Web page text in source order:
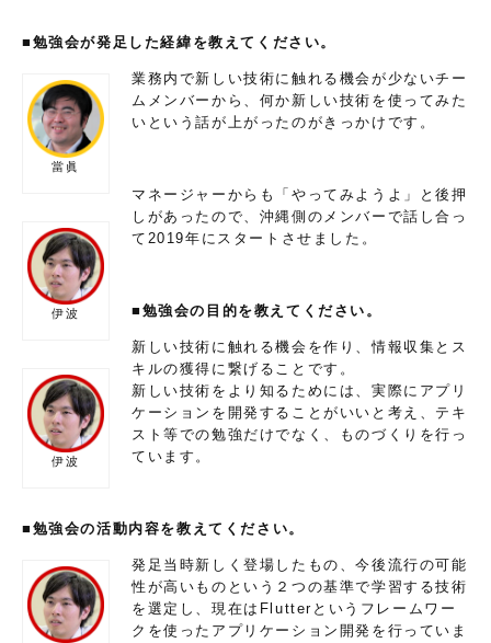
■勉強会が発足した経緯を教えてください。
當眞
業務内で新しい技術に触れる機会が少ないチー
ムメンバーから、何か新しい技術を使ってみた
いという話が上がったのがきっかけです。
伊波
マネージャーからも「やってみようよ」と後押
しがあったので、沖縄側のメンバーで話し合っ
て2019年にスタートさせました。
■勉強会の目的を教えてください。
伊波
新しい技術に触れる機会を作り、情報収集とス
キルの獲得に繋げることです。
新しい技術をより知るためには、実際にアプリ
ケーションを開発することがいいと考え、テキ
スト等での勉強だけでなく、ものづくりを行っ
ています。
■勉強会の活動内容を教えてください。
発足当時新しく登場したもの、今後流行の可能
性が高いものという２つの基準で学習する技術
を選定し、現在はFlutterというフレームワー
クを使ったアプリケーション開発を行っていま